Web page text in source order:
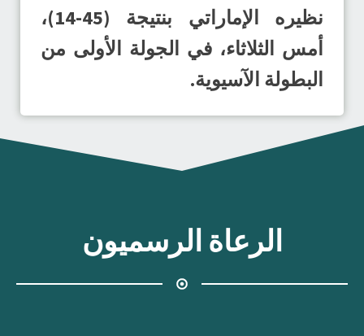
نظيره الإماراتي بنتيجة (45-14)،
أمس الثلاثاء، في الجولة الأولى من
البطولة الآسيوية.
الرعاة الرسميون